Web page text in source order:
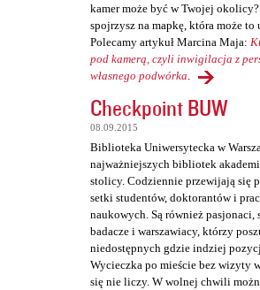
kamer może być w Twojej okolicy?
spojrzysz na mapkę, która może to
Polecamy artykuł Marcina Maja:
pod kamerą, czyli inwigilacja z
własnego podwórka.
Checkpoint BUW
08.09.2015
Biblioteka Uniwersytecka w
najważniejszych bibliotek
stolicy. Codziennie przewijają się
setki studentów, doktorantów i
naukowych. Są również pasjonaci,
badacze i warszawiacy, którzy
niedostępnych gdzie indziej
Wycieczka po mieście bez wizyty
się nie liczy. W wolnej chwili